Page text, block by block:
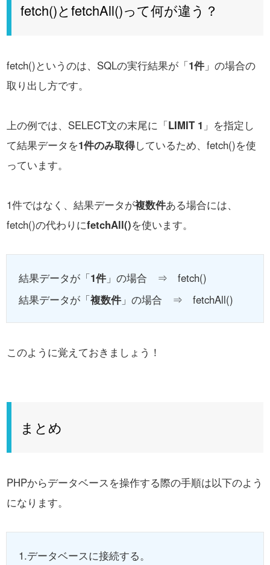
fetch()とfetchAll()って何が違う？
fetch()というのは、SQLの実行結果が「1件 」の場合の
取り出し方です。
上の例では、SELECT文の末尾に「LIMIT 1 」を指定し
て結果データを1件のみ取得しているため、fetch()を使
っています。
1件ではなく、結果データが複数件ある場合には、
fetch()の代わりにfetchAll()を使います。
結果データが「1件 」の場合 ⇒ fetch()
結果データが「複数件 」の場合 ⇒ fetchAll()
このように覚えておきましょう！
まとめ
PHPからデータベースを操作する際の手順は以下のよう
になります。
1.データベースに接続する。